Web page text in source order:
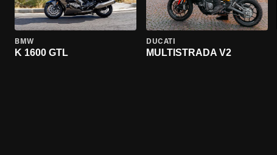
BMW
K 1600 GTL
DUCATI
MULTISTRADA V2